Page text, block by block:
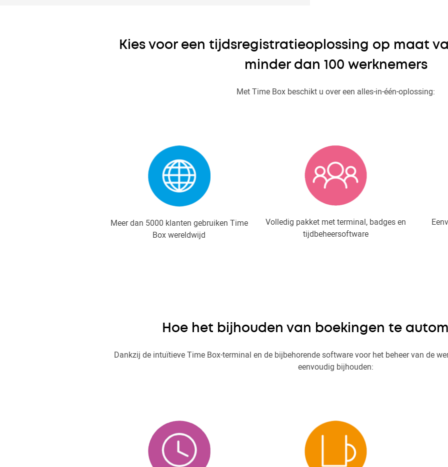
Kies voor een tijdsregistratieoplossing op maat
minder dan 100 werknemers
Met Time Box beschikt u over een alles-in-één-oplossing:
Meer dan 5000 klanten gebruiken Time
Box wereldwijd
Volledig pakket met terminal, badges en
tijdbeheersoftware
Hoe het bijhouden van boekingen te
Dankzij de intuïtieve Time Box-terminal en de bijbehorende software voor het beheer van de
eenvoudig bijhouden: